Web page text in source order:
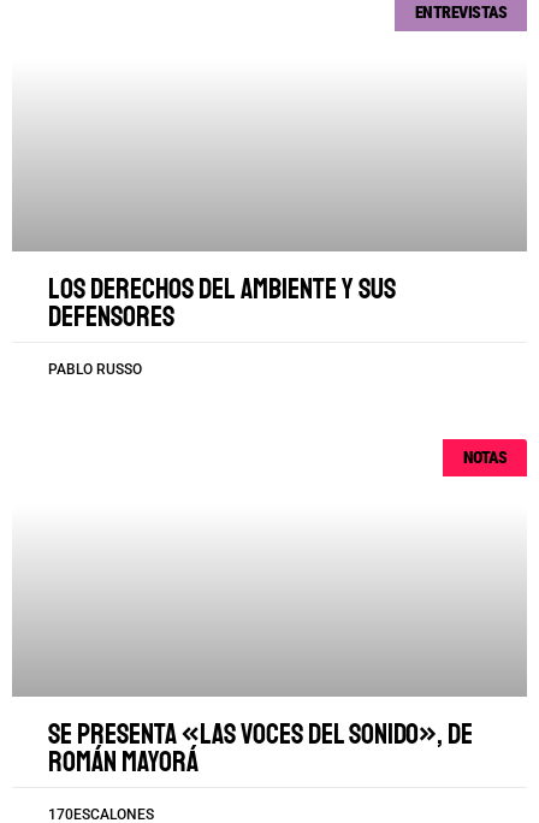
ENTREVISTAS
Los derechos del ambiente y sus
defensores
PABLO RUSSO
NOTAS
Se presenta «Las voces del sonido», de
Román Mayorá
170ESCALONES